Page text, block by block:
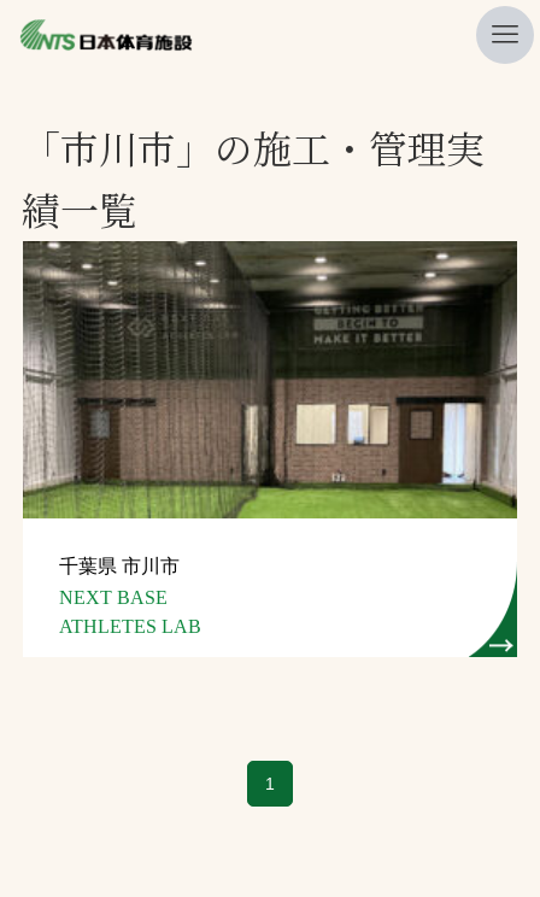
ニュース
プレスリリース
レポート
製品・サービス一覧
施工・管理実績一覧
会社概要
採用情報
検索
お問合せ
「市川市」の施工・管理実
績一覧
千葉県 市川市
NEXT BASE
ATHLETES LAB
1